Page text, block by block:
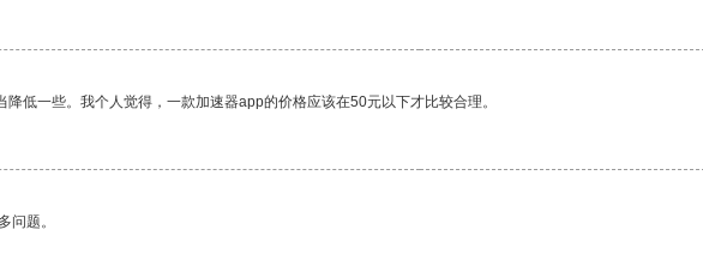
低一些。我个人觉得，一款加速器app的价格应该在50元以下才比较合理。
问题。